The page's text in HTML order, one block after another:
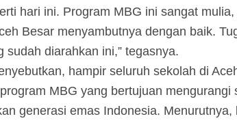
hari ini. Program MBG ini sangat
Besar menyambutnya dengan baik.
sudah diarahkan ini,” tegasnya.
hampir seluruh sekolah di
MBG yang bertujuan mengurangi
generasi emas Indonesia.